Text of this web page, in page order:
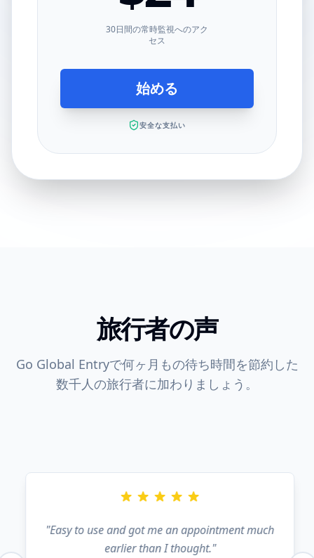
30日間の常時監視へのアク
セス
始める
安全な支払い
旅行者の声
Go Global Entryで何ヶ月もの待ち時間を節約した
数千人の旅行者に加わりましょう。
"Easy to use and got me an appointment much
earlier than I thought."